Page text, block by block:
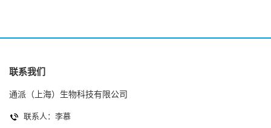
联系我们
通派（上海）生物科技有限公司
联系人：李慕